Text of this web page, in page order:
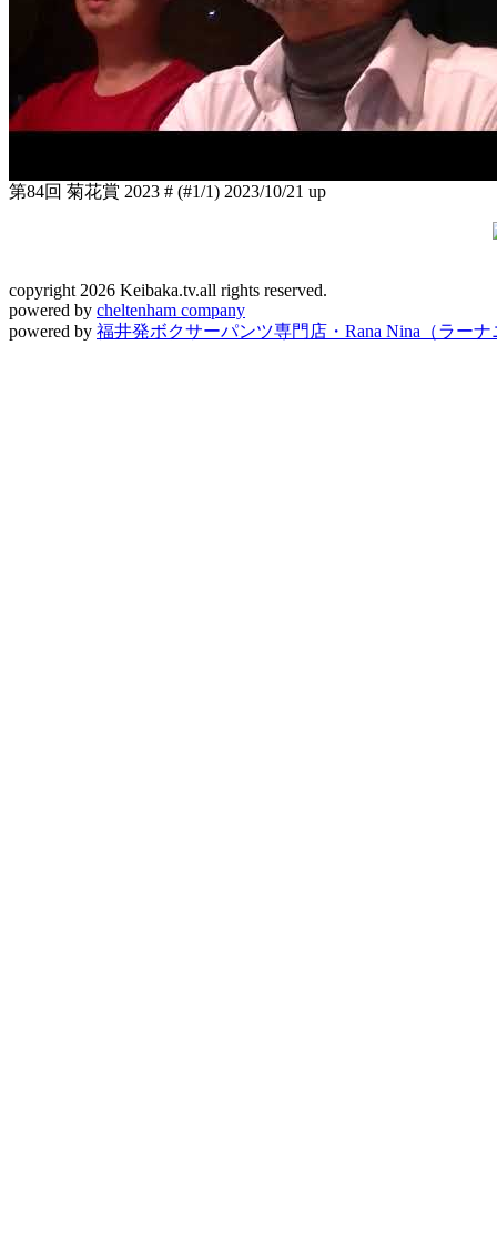
第84回 菊花賞 2023 # (#1/1) 2023/10/21 up
copyright 2026 Keibaka.tv.all rights reserved.
powered by cheltenham company
powered by 福井発ボクサーパンツ専門店・Rana Nina（ラー